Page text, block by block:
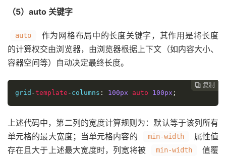
（5）auto 关键字
auto
作为网格布局中的长度关键字，其作用是将长度
的计算权交由浏览器，由浏览器根据上下文（如内容大小、
容器空间等）自动决定最终长度。
 复制
 复制
 复制
 复制
 复制
 复制
 复制
 复制
 复制
 复制
 复制
 复制
 复制
 复制
 复制
 复制
 复制
 复制
 复制
 复制
 复制
 复制
 复制
 复制
 复制
 复制
 复制
 复制
 复制
 复制
 复制
 复制
grid -template - columns : 100px auto 100px ;
上述代码中，第二列的宽度计算规则为：默认等于该列所有
单元格的最大宽度；当单元格内容的
min-width
属性值
存在且大于上述最大宽度时，列宽将被
min-width
值覆